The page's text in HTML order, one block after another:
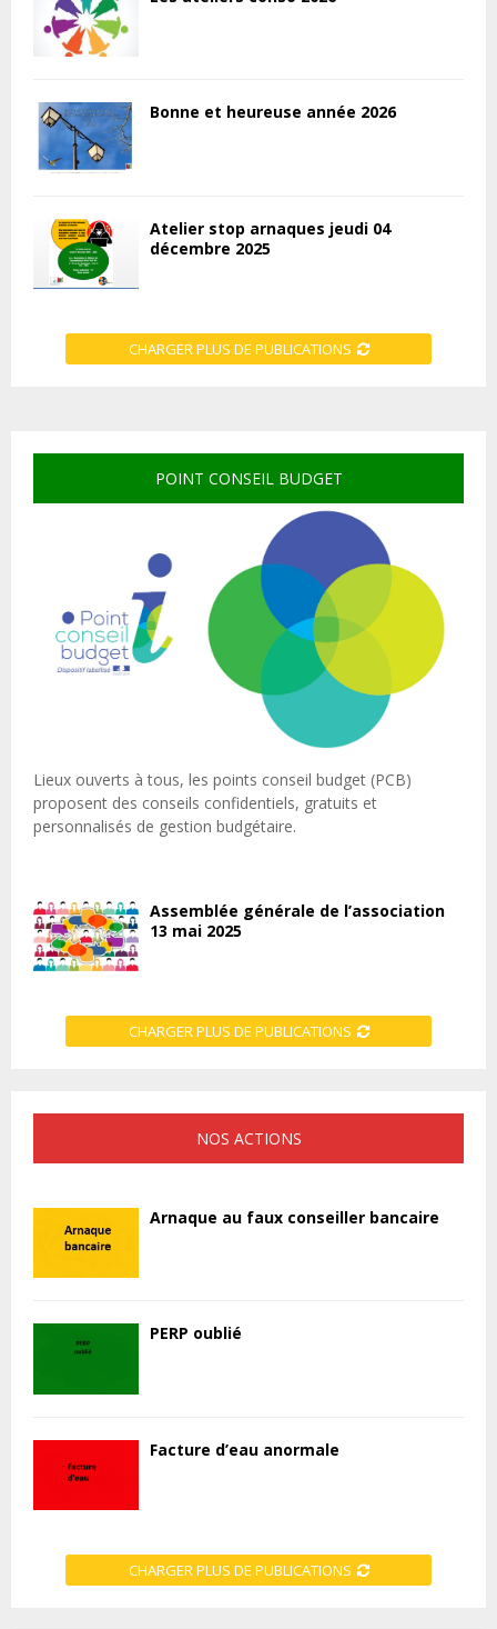
Bonne et heureuse année 2026
Atelier stop arnaques jeudi 04
décembre 2025
CHARGER PLUS DE PUBLICATIONS
POINT CONSEIL BUDGET
Lieux ouverts à tous, les points conseil budget (PCB)
proposent des conseils confidentiels, gratuits et
personnalisés de gestion budgétaire.
Assemblée générale de l’association
13 mai 2025
CHARGER PLUS DE PUBLICATIONS
NOS ACTIONS
Arnaque au faux conseiller bancaire
PERP oublié
Facture d’eau anormale
CHARGER PLUS DE PUBLICATIONS